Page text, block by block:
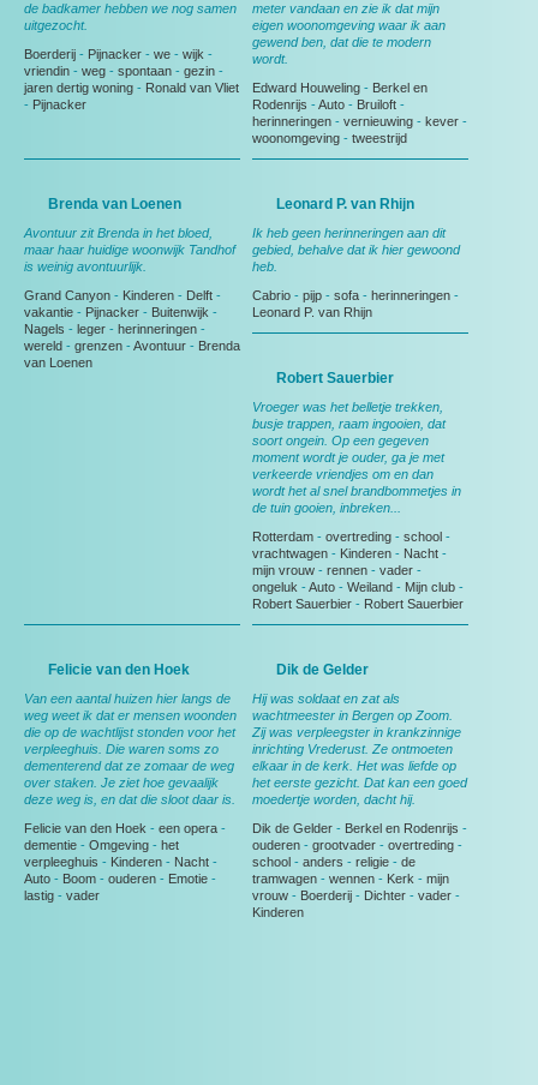
de badkamer hebben we nog samen
uitgezocht.
Boerderij - Pijnacker - we - wijk -
vriendin - weg - spontaan - gezin -
jaren dertig woning - Ronald van Vliet
- Pijnacker
meter vandaan en zie ik dat mijn
eigen woonomgeving waar ik aan
gewend ben, dat die te modern
wordt.
Edward Houweling - Berkel en
Rodenrijs -Auto - Bruiloft -
herinneringen - vernieuwing - kever -
woonomgeving - tweestrijd
Brenda van Loenen
Avontuur zit Brenda in het bloed,
maar haar huidige woonwijk Tandhof
is weinig avontuurlijk.
Grand Canyon - Kinderen - Delft -
vakantie - Pijnacker - Buitenwijk -
Nagels - leger - herinneringen -
wereld - grenzen -Avontuur - Brenda
van Loenen
Leonard P. van Rhijn
Ik heb geen herinneringen aan dit
gebied, behalve dat ik hier gewoond
heb.
Cabrio - pijp - sofa - herinneringen -
Leonard P. van Rhijn
Robert Sauerbier
Vroeger was het belletje trekken,
busje trappen, raam ingooien, dat
soort ongein. Op een gegeven
moment wordt je ouder, ga je met
verkeerde vriendjes om en dan
wordt het al snel brandbommetjes in
de tuin gooien, inbreken...
Rotterdam - overtreding - school -
vrachtwagen - Kinderen - Nacht -
mijn vrouw - rennen - vader -
ongeluk -Auto - Weiland - Mijn club -
Robert Sauerbier - Robert Sauerbier
Felicie van den Hoek
Van een aantal huizen hier langs de
weg weet ik dat er mensen woonden
die op de wachtlijst stonden voor het
verpleeghuis. Die waren soms zo
dementerend dat ze zomaar de weg
over staken. Je ziet hoe gevaalijk
deze weg is, en dat die sloot daar is.
Felicie van den Hoek - een opera -
dementie - Omgeving - het
verpleeghuis - Kinderen - Nacht -
Auto - Boom - ouderen - Emotie -
lastig - vader
Dik de Gelder
Hij was soldaat en zat als
wachtmeester in Bergen op Zoom.
Zij was verpleegster in krankzinnige
inrichting Vrederust. Ze ontmoeten
elkaar in de kerk. Het was liefde op
het eerste gezicht. Dat kan een goed
moedertje worden, dacht hij.
Dik de Gelder - Berkel en Rodenrijs -
ouderen - grootvader - overtreding -
school - anders - religie - de
tramwagen - wennen - Kerk - mijn
vrouw - Boerderij - Dichter - vader -
Kinderen